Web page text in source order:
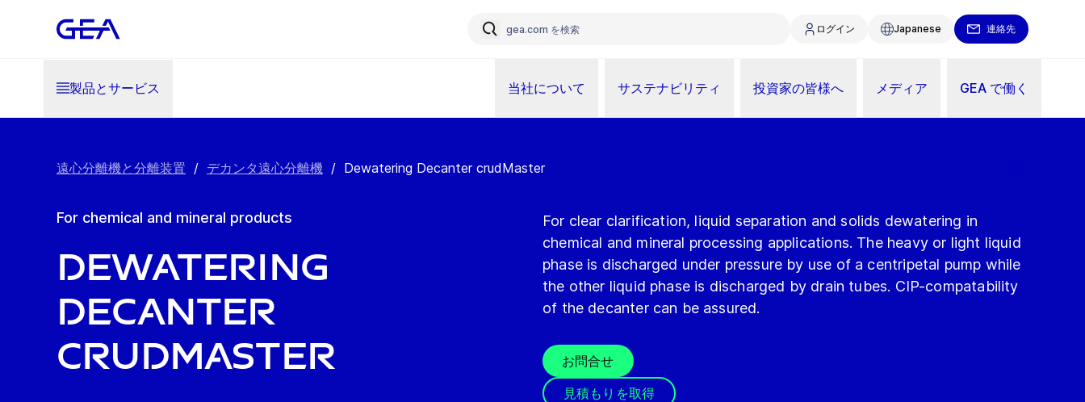
ログイン Japanese 連絡先
製品とサービス 当社について サステナビリティ 投資家の皆様へ メディア GEA で働く
遠心分離機と分離装置 / デカンタ遠心分離機 / Dewatering Decanter crudMaster
For chemical and mineral products
Dewatering
Decanter
crudMaster
For clear clarification, liquid separation and solids dewatering in
chemical and mineral processing applications. The heavy or light liquid
phase is discharged under pressure by use of a centripetal pump while
the other liquid phase is discharged by drain tubes. CIP-compatability
of the decanter can be assured.
お問合せ
見積もりを取得